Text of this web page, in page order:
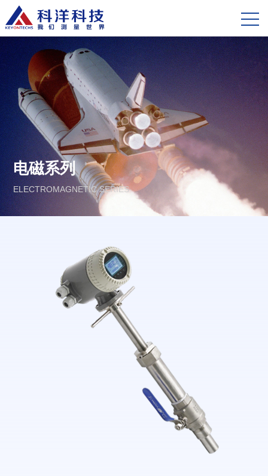
电磁系列
ELECTROMAGNETIC SERIES